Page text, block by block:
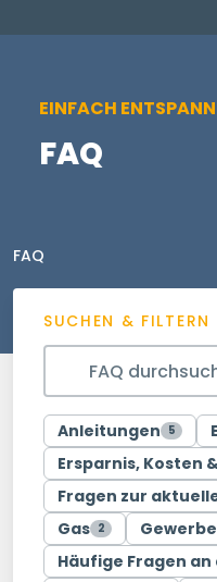
EINFACH
FAQ
FAQ
SUCHEN & FILTERN
Anleitungen 5
Ersparnis, Kosten
Fragen zur
Gas 2
Häufige Fragen